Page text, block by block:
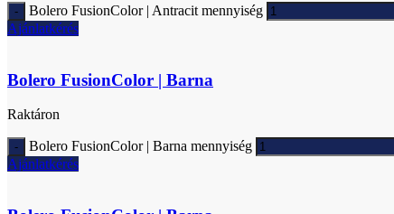
Bolero FusionColor | Antracit mennyiség
Ajánlatkérés
Bolero FusionColor | Barna
Raktáron
Bolero FusionColor | Barna mennyiség
Ajánlatkérés